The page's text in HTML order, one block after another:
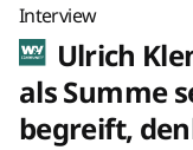
Interview
Ulrich
als Summe
begreift,